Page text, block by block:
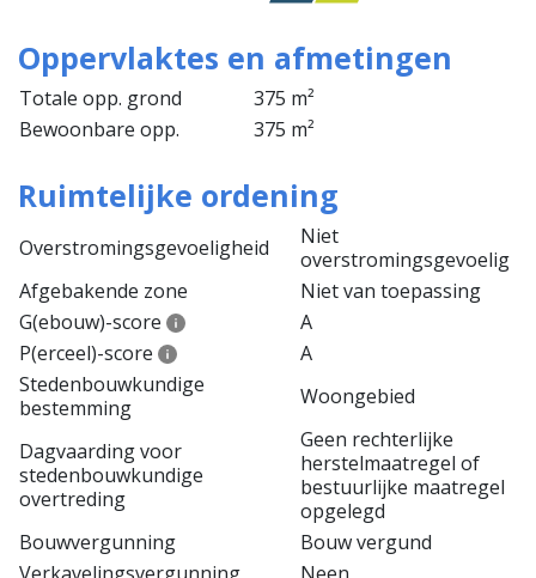
Oppervlaktes en afmetingen
Totale opp. grond
375 m²
Bewoonbare opp.
375 m²
Ruimtelijke ordening
Overstromingsgevoeligheid
Niet
overstromingsgevoelig
Afgebakende zone
Niet van toepassing
G(ebouw)-score
A
P(erceel)-score
A
Stedenbouwkundige
bestemming
Woongebied
Dagvaarding voor
stedenbouwkundige
overtreding
Geen rechterlijke
herstelmaatregel of
bestuurlijke maatregel
opgelegd
Bouwvergunning
Bouw vergund